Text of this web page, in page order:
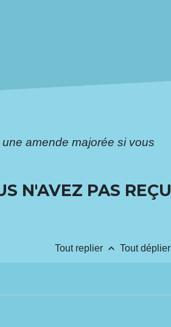
amende majorée si vous
N'AVEZ PAS REÇU
Tout replier keyboard_arrow_up Tout déplier